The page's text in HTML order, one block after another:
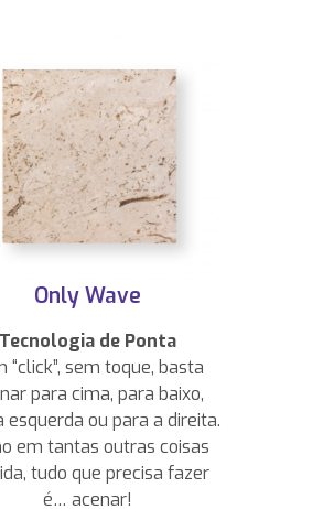
Only Wave
Tecnologia de Ponta
“click”, sem toque, basta
para cima, para baixo,
esquerda ou para a direita.
em tantas outras coisas
tudo que precisa fazer
é… acenar!